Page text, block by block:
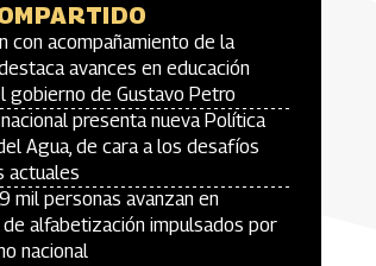
con acompañamiento de la
avances en educación
gobierno de Gustavo Petro
presenta nueva Política
Agua, de cara a los desafíos
actuales
mil personas avanzan en
alfabetización impulsados por
nacional